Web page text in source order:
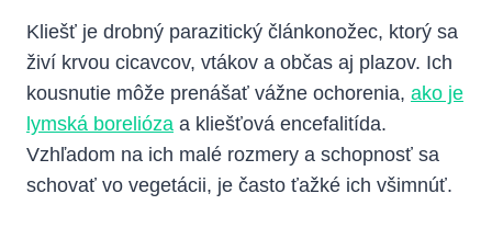
Kliešť⁤ je drobný parazitický článkonožec, ktorý sa
živí krvou cicavcov, vtákov ​a občas aj plazov. Ich
‍kousnutie môže prenášať vážne ochorenia, ako je
lymská⁢ borelióza a kliešťová encefalitída.
Vzhľadom na ich malé rozmery a schopnosť ​sa ​
schovať⁤ vo vegetácii, je často ťažké ich všimnúť.